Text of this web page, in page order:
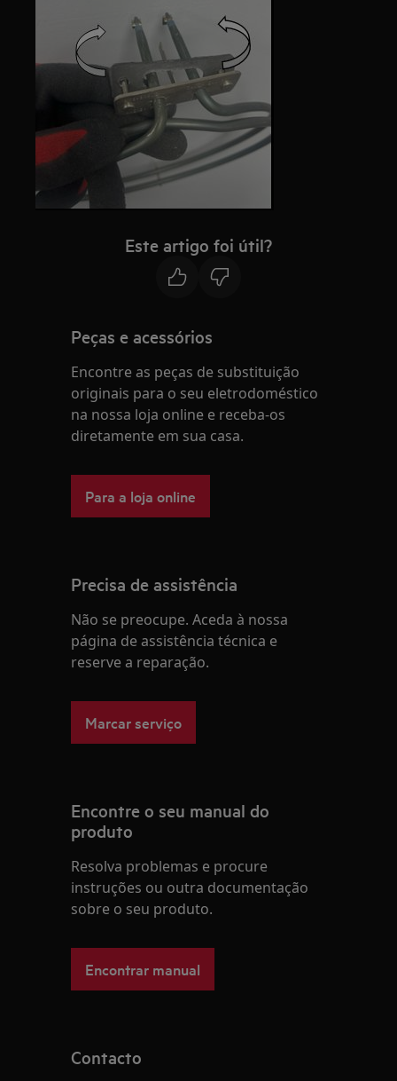
Este artigo foi útil?
Peças e acessórios
Encontre as peças de substituição
originais para o seu eletrodoméstico
na nossa loja online e receba-os
diretamente em sua casa.
Para a loja online
Precisa de assistência
Não se preocupe. Aceda à nossa
página de assistência técnica e
reserve a reparação.
Marcar serviço
Encontre o seu manual do
produto
Resolva problemas e procure
instruções ou outra documentação
sobre o seu produto.
Encontrar manual
Contacto